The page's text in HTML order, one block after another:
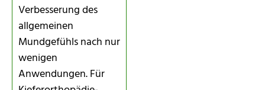
Verbesserung des
allgemeinen
Mundgefühls nach nur
wenigen
Anwendungen. Für